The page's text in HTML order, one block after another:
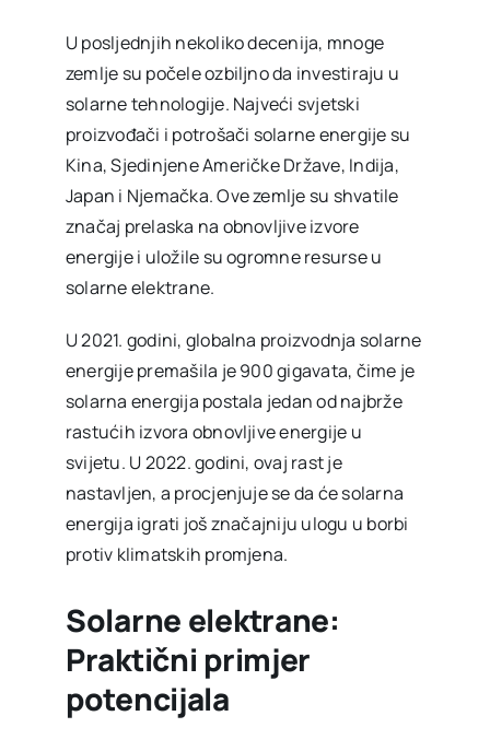
U posljednjih nekoliko decenija, mnoge
zemlje su počele ozbiljno da investiraju u
solarne tehnologije. Najveći svjetski
proizvođači i potrošači solarne energije su
Kina, Sjedinjene Američke Države, Indija,
Japan i Njemačka. Ove zemlje su shvatile
značaj prelaska na obnovljive izvore
energije i uložile su ogromne resurse u
solarne elektrane.
U 2021. godini, globalna proizvodnja solarne
energije premašila je 900 gigavata, čime je
solarna energija postala jedan od najbrže
rastućih izvora obnovljive energije u
svijetu. U 2022. godini, ovaj rast je
nastavljen, a procjenjuje se da će solarna
energija igrati još značajniju ulogu u borbi
protiv klimatskih promjena.
Solarne elektrane:
Praktični primjer
potencijala